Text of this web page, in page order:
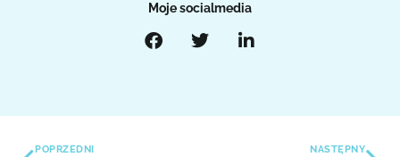
Moje socialmedia
POPRZEDNI NASTĘPNY